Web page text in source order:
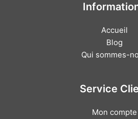
Accueil
Blog
Qui sommes-
Service
Mon compte